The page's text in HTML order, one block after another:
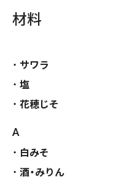
材料
サワラ
塩
花穂じそ
A
白みそ
酒・みりん